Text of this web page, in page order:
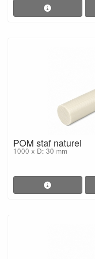
POM staf naturel
1000 x D: 30 mm